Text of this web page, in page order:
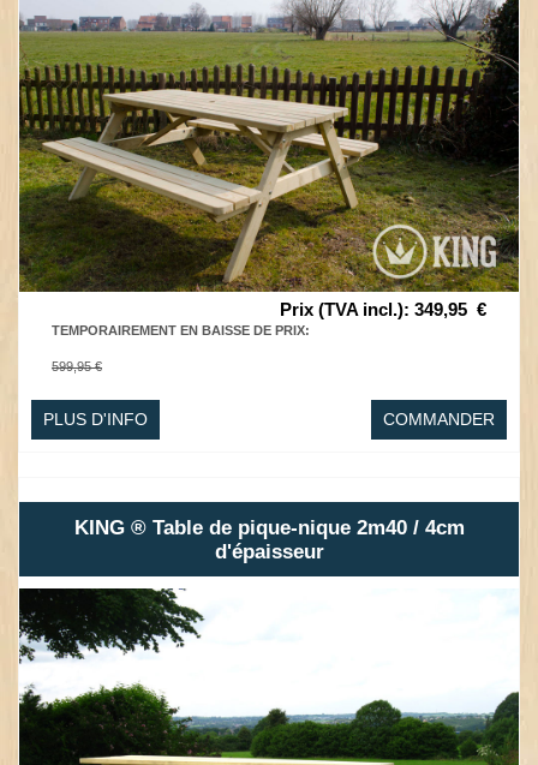
Prix (TVA incl.): 349,95 €
TEMPORAIREMENT EN BAISSE DE PRIX:
599,95 €
PLUS D'INFO COMMANDER
KING ® Table de pique-nique 2m40 / 4cm
d'épaisseur